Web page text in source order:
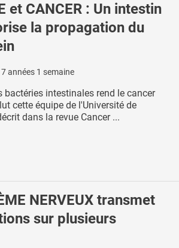
et CANCER : Un intestin
la propagation du
7 années 1 semaine
bactéries intestinales rend le cancer
cette équipe de l'Université de
dans la revue Cancer ...
NERVEUX transmet
sur plusieurs